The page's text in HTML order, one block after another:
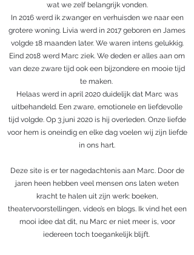
wat we zelf belangrijk vonden.
In 2016 werd ik zwanger en verhuisden we naar een
grotere woning. Livia werd in 2017 geboren en James
volgde 18 maanden later. We waren intens gelukkig.
Eind 2018 werd Marc ziek. We deden er alles aan om
van deze zware tijd ook een bijzondere en mooie tijd
te maken.
Helaas werd in april 2020 duidelijk dat Marc was
uitbehandeld. Een zware, emotionele en liefdevolle
tijd volgde. Op 3 juni 2020 is hij overleden. Onze liefde
voor hem is oneindig en elke dag voelen wij zijn liefde
in ons hart.
Deze site is er ter nagedachtenis aan Marc. Door de
jaren heen hebben veel mensen ons laten weten
kracht te halen uit zijn werk: boeken,
theatervoorstellingen, video’s en blogs. Ik vind het een
mooi idee dat dit, nu Marc er niet meer is, voor
iedereen toch toegankelijk blijft.